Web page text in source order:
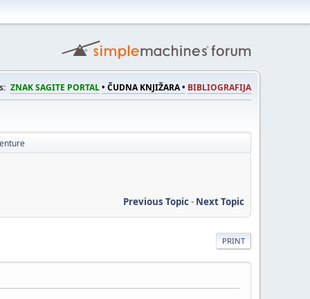
ZNAK SAGITE PORTAL• ČUDNA KNJIŽARA • BIBLIOGRAFIJA
Previous Topic- Next Topic
PRINT